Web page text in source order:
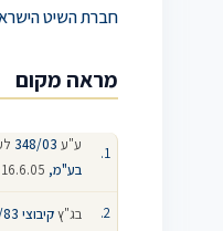
חברת השיט
מראה מקום
ע"ע 348/03
בע"מ,
בג"ץקיבוצי 239/83